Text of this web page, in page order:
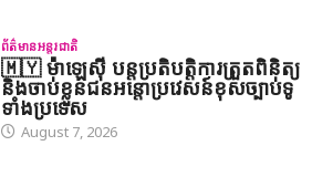
ព័ត៌មានអន្តរជាតិ
🇲🇾 ម៉ាឡេស៊ី បន្តប្រតិបត្តិការត្រួតពិនិត្យ
និងចាប់ខ្លួនជនអន្តោប្រវេសន៍ខុសច្បាប់ទូ
ទាំងប្រទេស
August 7, 2026